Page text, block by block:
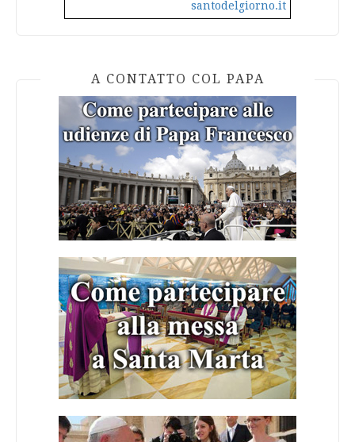
santodelgiorno.it
A CONTATTO COL PAPA